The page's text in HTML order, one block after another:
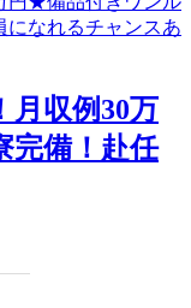
月収例30万
完備！赴任